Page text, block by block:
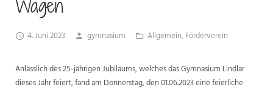
WETTBEWERBE UND ZUSATZQUALIFIKATIONEN
STUFENINFO
ORGANISATION
ÜBERMITTAG
ELTERNMITWIRKUNG
NEWS
Wagen
4. Juni 2023 gymnasium Allgemein, Förderverein
Anlässlich des 25-jährigen Jubiläums, welches das Gymnasium Lindlar
dieses Jahr feiert, fand am Donnerstag, den 01.06.2023 eine feierliche